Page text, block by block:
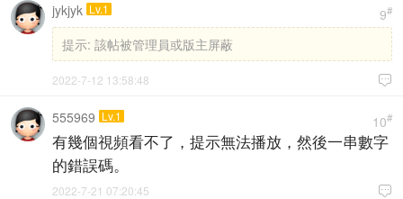
9#
jykjyk Lv.1
提示: 該帖被管理員或版主屏蔽

2022-7-12 13:58:48
10#
555969 Lv.1
有幾個視頻看不了，提示無法播放，然後一串數字
的錯誤碼。

2022-7-21 07:20:45